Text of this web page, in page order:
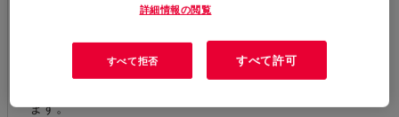
(鉄、銅、マンガン、カルシウムなど) は、化学反応を加
速し、製品や機器のダウンタイムの損失につながりま
ます。
詳細情報の閲覧
すべて拒否 すべて許可